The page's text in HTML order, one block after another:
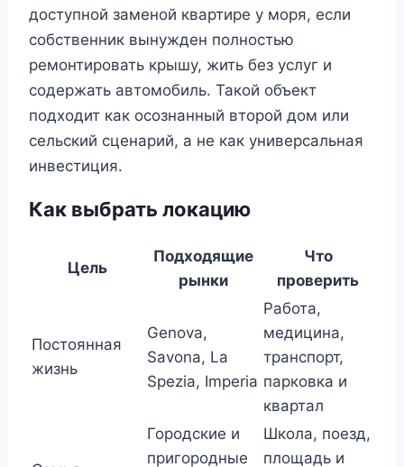
доступной заменой квартире у моря, если
собственник вынужден полностью
ремонтировать крышу, жить без услуг и
содержать автомобиль. Такой объект
подходит как осознанный второй дом или
сельский сценарий, а не как универсальная
инвестиция.
Как выбрать локацию
Цель
Подходящие
рынки
Что
проверить
Постоянная
жизнь
Genova,
Savona, La
Spezia, Imperia
Работа,
медицина,
транспорт,
парковка и
квартал
Городские и
пригородные
Школа, поезд,
площадь и